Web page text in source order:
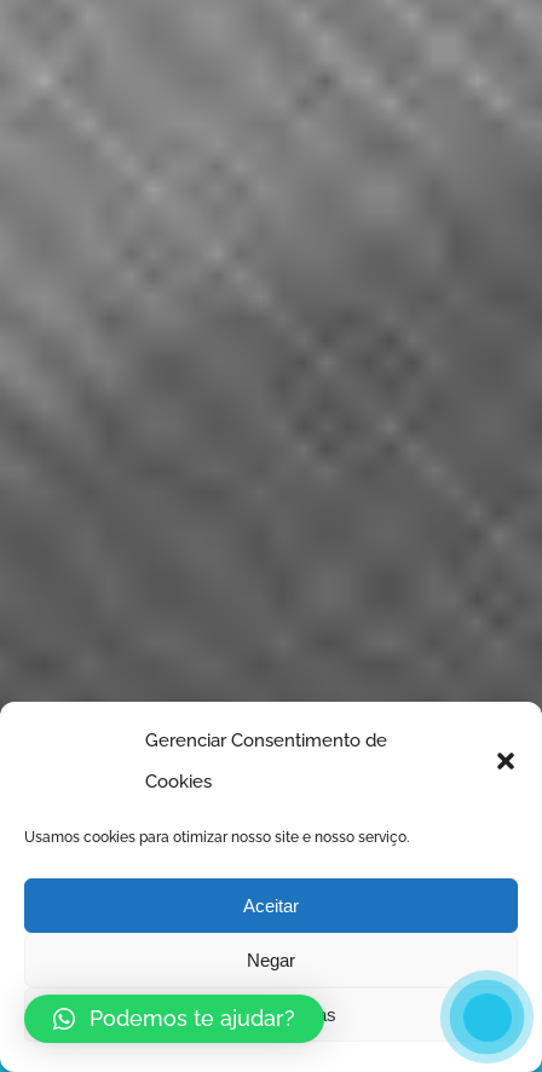
Gerenciar Consentimento de
Cookies
Usamos cookies para otimizar nosso site e nosso serviço.
Aceitar
Negar
Ver preferências
Podemos te ajudar?